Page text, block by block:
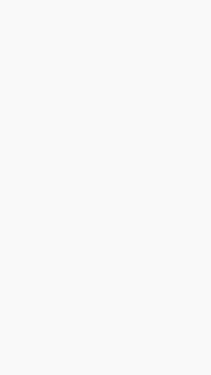
наверняка делилась с ней. К
половых приключениях своим
А как вы считаете: Бузова
Тем временем в Сети активно
Ольга Бузова снова публично